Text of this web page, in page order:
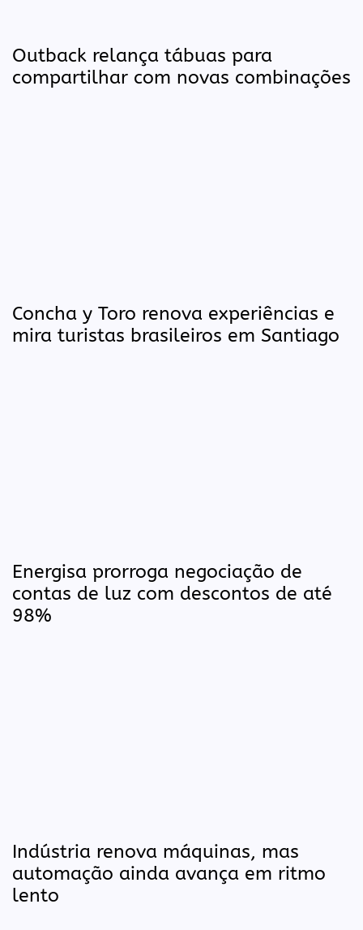
Outback relança tábuas para
compartilhar com novas combinações
Concha y Toro renova experiências e
mira turistas brasileiros em Santiago
Energisa prorroga negociação de
contas de luz com descontos de até
98%
Indústria renova máquinas, mas
automação ainda avança em ritmo
lento